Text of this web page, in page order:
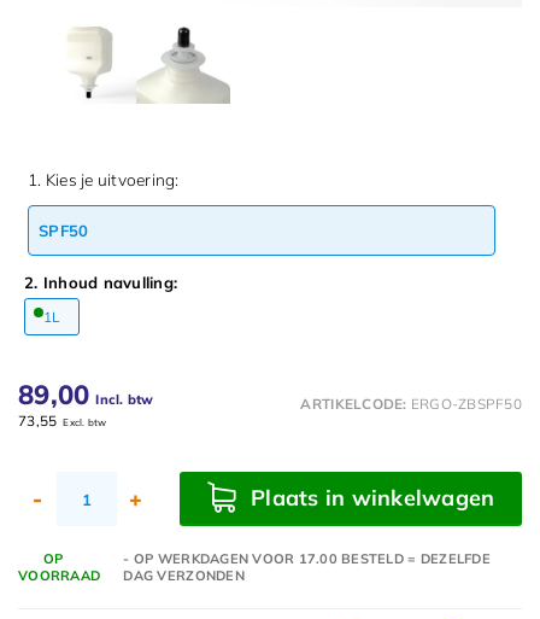
1. Kies je uitvoering:
SPF50
2. Inhoud navulling:
1L
89,00 Incl. btw
73,55 Excl. btw
ARTIKELCODE: ERGO-ZBSPF50
- + Plaats in winkelwagen
OP
VOORRAAD
- OP WERKDAGEN VOOR 17.00 BESTELD = DEZELFDE
DAG VERZONDEN